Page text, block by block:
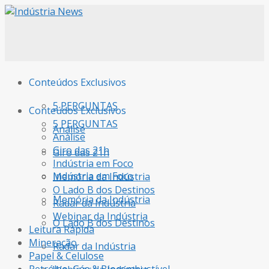
Conteúdos Exclusivos
5 PERGUNTAS
Análise
Giro das 21h
Indústria em Foco
Memória da Indústria
O Lado B dos Destinos
Radar da Indústria
Conteúdos Exclusivos
5 PERGUNTAS
Análise
Giro das 21h
Indústria em Foco
Memória da Indústria
O Lado B dos Destinos
Radar da Indústria
Webinar da Indústria
Leitura Rápida
Mineração
Papel & Celulose